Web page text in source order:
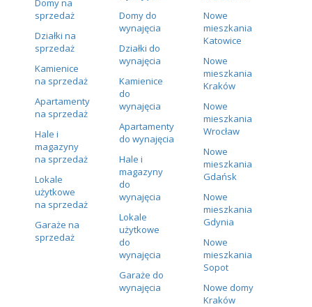
Domy na
sprzedaż
Działki na
sprzedaż
Kamienice
na sprzedaż
Apartamenty
na sprzedaż
Hale i
magazyny
na sprzedaż
Lokale
użytkowe
na sprzedaż
Garaże na
sprzedaż
Domy do
wynajęcia
Działki do
wynajęcia
Kamienice
do
wynajęcia
Apartamenty
do wynajęcia
Hale i
magazyny
do
wynajęcia
Lokale
użytkowe
do
wynajęcia
Garaże do
wynajęcia
Nowe
mieszkania
Katowice
Nowe
mieszkania
Kraków
Nowe
mieszkania
Wrocław
Nowe
mieszkania
Gdańsk
Nowe
mieszkania
Gdynia
Nowe
mieszkania
Sopot
Nowe domy
Kraków